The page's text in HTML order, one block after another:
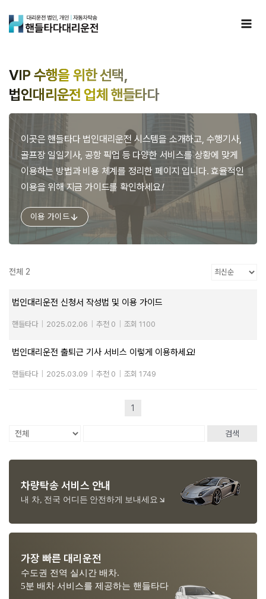
VIP 수행을 위한 선택,
법인대리운전 업체 핸들타다
이곳은 핸들타다 법인대리운전 시스템을 소개하고, 수행기사,
골프장 일일기사, 공항 픽업 등 다양한 서비스를 상황에 맞게
이용하는 방법과 비용 체계를 정리한 페이지 입니다. 효율적인
이용을 위해 지금 가이드를 확인하세요!
이용 가이드
전체 2
법인대리운전 신청서 작성법 및 이용 가이드
핸들타다 2025.02.06 추천 0 조회 1100
법인대리운전 출퇴근 기사 서비스 이렇게 이용하세요!
핸들타다 2025.03.09 추천 0 조회 1749
1
검색
차량탁송 서비스 안내
내 차, 전국 어디든 안전하게 보내세요
가장 빠른 대리운전
수도권 전역 실시간 배차.
5분 배차 서비스를 제공하는 핸들타다